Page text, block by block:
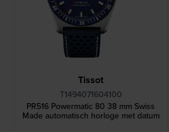
Tissot
T1494071604100
PR516 Powermatic 80 38 mm Swiss
Made automatisch horloge met datum